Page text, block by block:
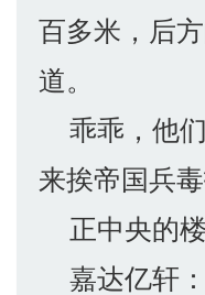
百多米，后
道。
乖乖，他
来挨帝国兵毒
正中央的
嘉达亿轩：